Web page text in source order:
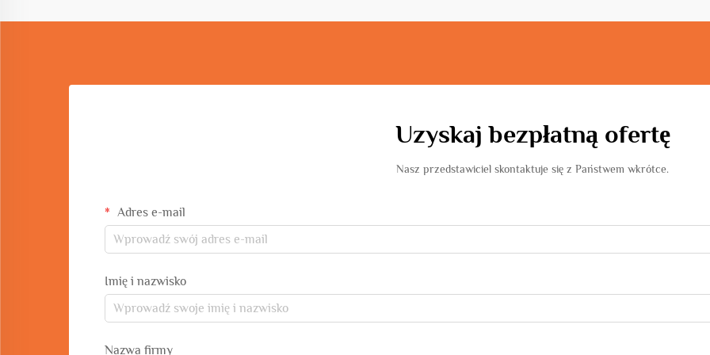
Uzyskaj bezpłatną ofertę
Nasz przedstawiciel skontaktuje się z Państwem wkrótce.
Adres e-mail
Imię i nazwisko
Nazwa firmy